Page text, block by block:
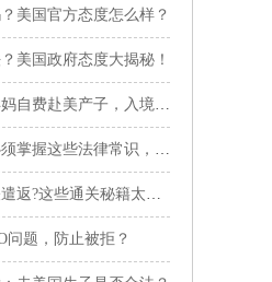
美国官方态度怎么样？
美国政府态度大揭秘！
赴美产子，入境不设限！
些法律常识，防止触犯法律！
?这些通关秘籍太重要了
问题，防止被拒？